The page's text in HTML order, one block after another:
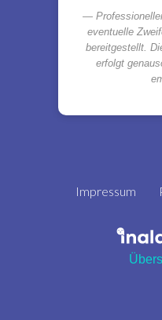
eventuelle
bereitgestellt.
erfolgt
Impressum